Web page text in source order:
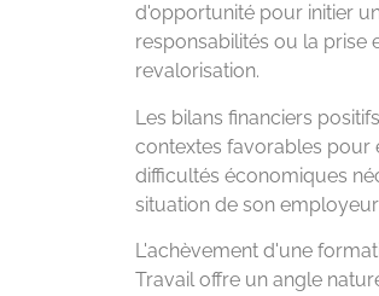
d'opportunité pour initier
responsabilités ou la prise
revalorisation.
Les bilans financiers
contextes favorables pour
difficultés économiques
situation de son
L'achèvement d'une
Travail offre un angle